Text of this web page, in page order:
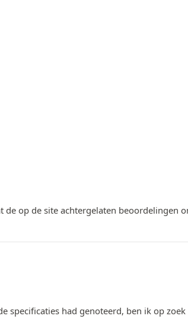
op de site achtergelaten beoordelingen
had genoteerd, ben ik op